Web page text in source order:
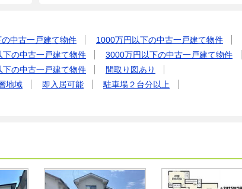
中古一戸建て物件
1000万円以下の中古一戸建て物件
下の中古一戸建て物件
3000万円以下の中古一戸建て物件
下の中古一戸建て物件
間取り図あり
地域 即入居可能
駐車場２台分以上